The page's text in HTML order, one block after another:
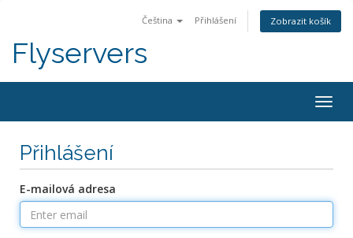
Čeština Přihlášení Zobrazit košík
Flyservers
Přihlášení
E-mailová adresa